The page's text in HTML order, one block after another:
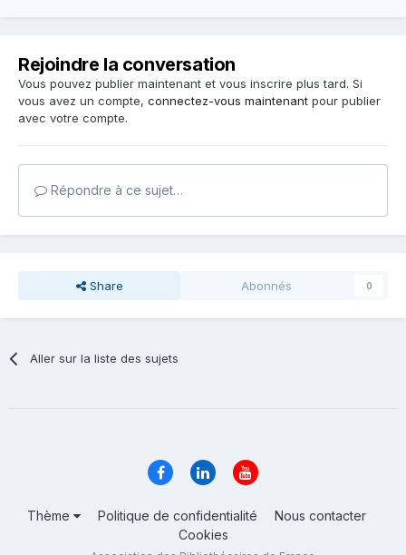
Rejoindre la conversation
Vous pouvez publier maintenant et vous inscrire plus tard. Si
vous avez un compte, connectez-vous maintenant pour publier
avec votre compte.
Répondre à ce sujet…
Share Abonnés 0
Aller sur la liste des sujets
Thème Politique de confidentialité
Nous contacter
Cookies